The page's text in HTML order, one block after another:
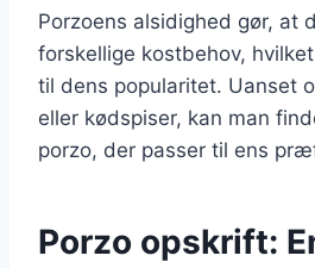
Porzoens alsidighed gør, at
forskellige kostbehov,
til dens popularitet. Uanset
eller kødspiser, kan man
porzo, der passer til ens
Porzo opskrift: